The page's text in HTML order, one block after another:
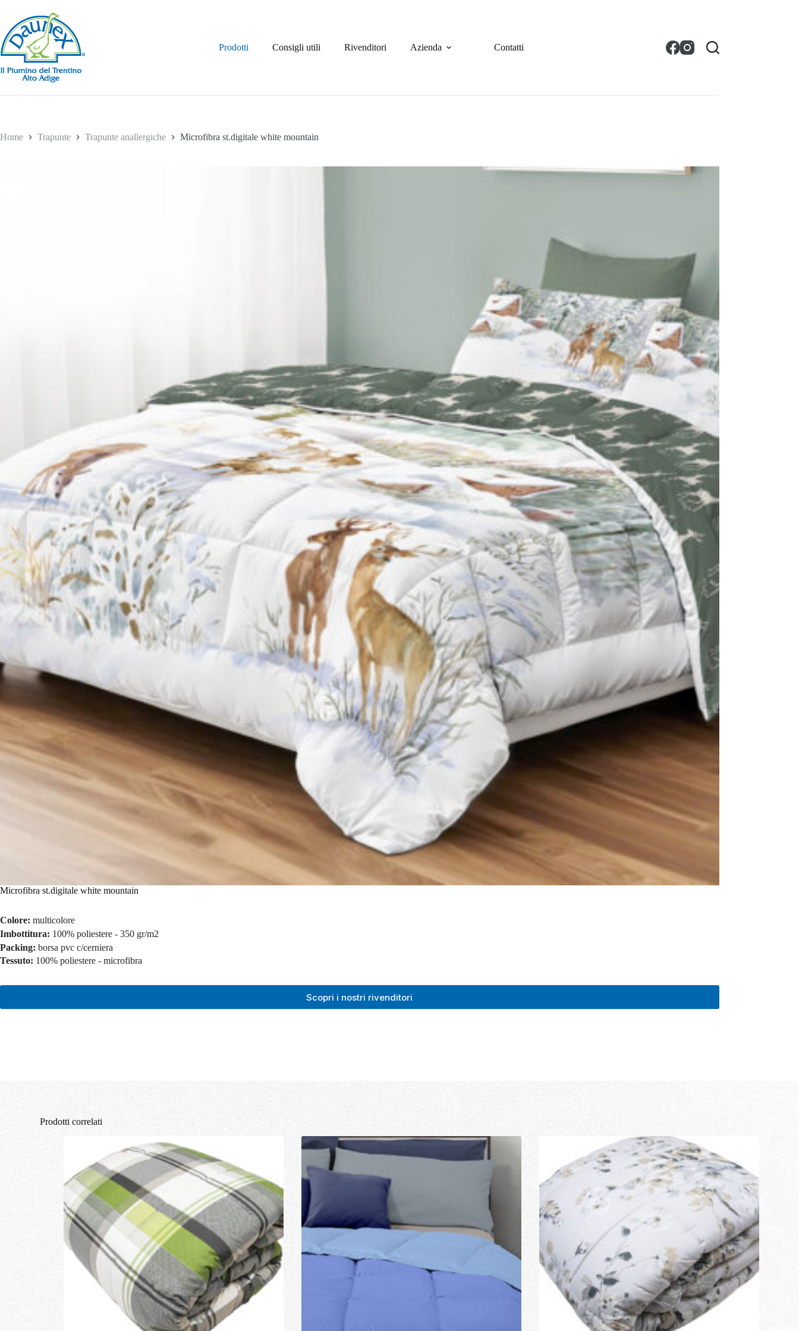
contenuto
Prodotti Consigli utili Rivenditori Azienda Contatti
Home Trapunte Trapunte anallergiche Microfibra st.digitale white mountain
Microfibra st.digitale white mountain
Colore: multicolore
Imbottitura: 100% poliestere - 350 gr/m2
Packing: borsa pvc c/cerniera
Tessuto: 100% poliestere - microfibra
Scopri i nostri rivenditori
Prodotti correlati